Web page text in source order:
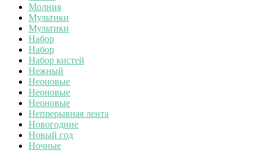
Молния
Мультики
Мультики
Набор
Набор
Набор кистей
Нежный
Неоновые
Неоновые
Неоновые
Непрерывная лента
Новогодние
Новый год
Ночные